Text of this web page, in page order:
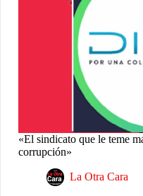
«El sindicato que le teme
corrupción»
La Otra Cara